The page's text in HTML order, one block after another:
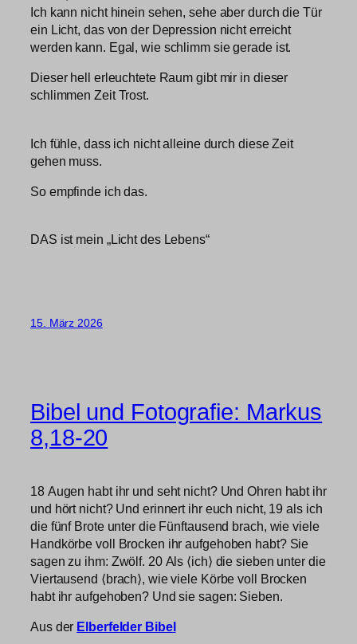
Ich kann nicht hinein sehen, sehe aber durch die Tür
ein Licht, das von der Depression nicht erreicht
werden kann. Egal, wie schlimm sie gerade ist.
Dieser hell erleuchtete Raum gibt mir in dieser
schlimmen Zeit Trost.
Ich fühle, dass ich nicht alleine durch diese Zeit
gehen muss.
So empfinde ich das.
DAS ist mein „Licht des Lebens“
15. März 2026
Bibel und Fotografie: Markus
8,18-20
18 Augen habt ihr und seht nicht? Und Ohren habt ihr
und hört nicht? Und erinnert ihr euch nicht, 19 als ich
die fünf Brote unter die Fünftausend brach, wie viele
Handkörbe voll Brocken ihr aufgehoben habt? Sie
sagen zu ihm: Zwölf. 20 Als ⟨ich⟩ die sieben unter die
Viertausend ⟨brach⟩, wie viele Körbe voll Brocken
habt ihr aufgehoben? Und sie sagen: Sieben.
Aus der Elberfelder Bibel